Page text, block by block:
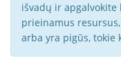
išvadų ir
prieinamus
arba yra pigūs, tokie